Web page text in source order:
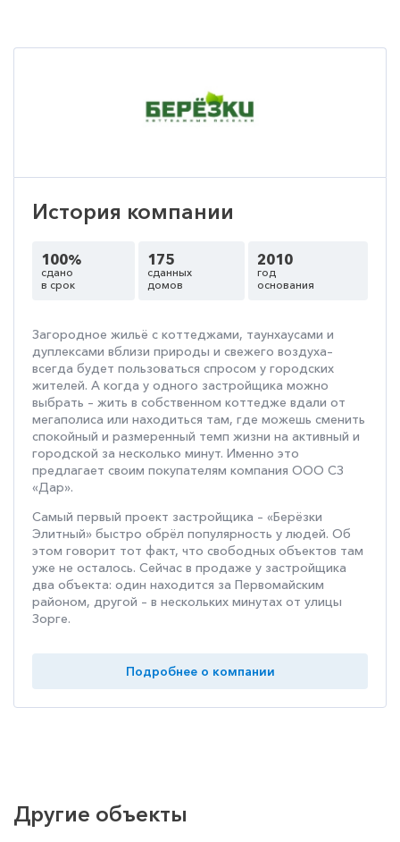
История компании
100%
сдано
в срок
175
сданных
домов
2010
год
основания
Загородное жильё с коттеджами, таунхаусами и
дуплексами вблизи природы и свежего воздуха–
всегда будет пользоваться спросом у городских
жителей. А когда у одного застройщика можно
выбрать – жить в собственном коттедже вдали от
мегаполиса или находиться там, где можешь сменить
спокойный и размеренный темп жизни на активный и
городской за несколько минут. Именно это
предлагает своим покупателям компания ООО СЗ
«Дар».
Самый первый проект застройщика – «Берёзки
Элитный» быстро обрёл популярность у людей. Об
этом говорит тот факт, что свободных объектов там
уже не осталось. Сейчас в продаже у застройщика
два объекта: один находится за Первомайским
районом, другой – в нескольких минутах от улицы
Зорге.
Подробнее о компании
Другие объекты